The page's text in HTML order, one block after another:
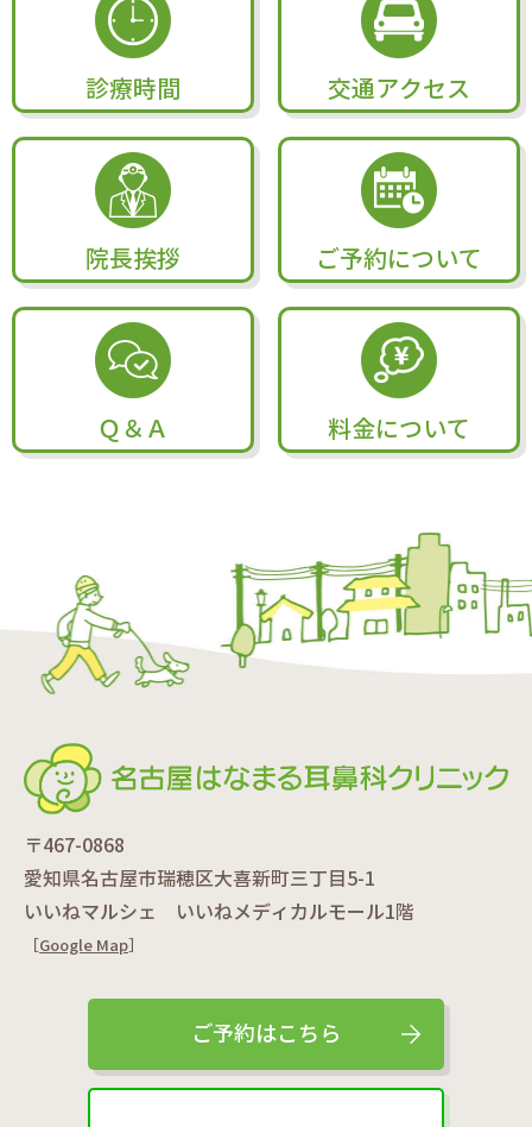
診療時間 交通アクセス
院長挨拶 ご予約について
Ｑ＆Ａ 料金について
〒467-0868
愛知県名古屋市瑞穂区大喜新町三丁目5-1
いいねマルシェ いいねメディカルモール1階
［Google Map］
ご予約はこちら